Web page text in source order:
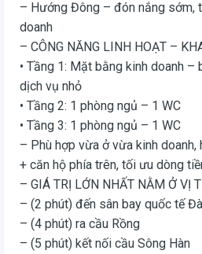
– Hướng Đông – đón nắng sớm,
doanh
– CÔNG NĂNG LINH HOẠT –
• Tầng 1: Mặt bằng kinh doanh –
dịch vụ nhỏ
• Tầng 2: 1 phòng ngủ – 1 WC
• Tầng 3: 1 phòng ngủ – 1 WC
– Phù hợp vừa ở vừa kinh
+ căn hộ phía trên, tối ưu dòng
– GIÁ TRỊ LỚN NHẤT NẰM Ở VỊ
– (2 phút) đến sân bay quốc tế
– (4 phút) ra cầu Rồng
– (5 phút) kết nối cầu Sông Hàn